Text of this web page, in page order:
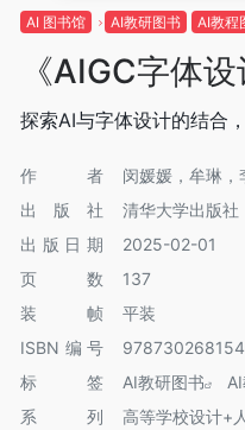
AI 图书馆 AI教研图书 AI教程
《AIGC字体设
探索AI与字体设计的结合
作者
闵媛媛，牟琳
出版社
清华大学出版社
出版日期
2025-02-01
页数
137
装帧
平装
ISBN编号
标签
AI教研图书
系列
高等学校设计+